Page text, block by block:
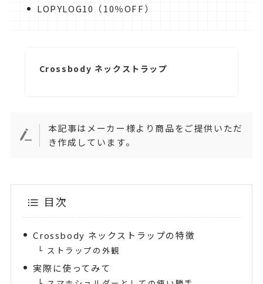
LOPYLOG10（10％OFF）
Crossbody ネックストラップ
本記事はメーカー様より商品をご提供いただ
き作成しています。
目次
Crossbody ネックストラップの特徴
ストラップの外観
実際に使ってみて